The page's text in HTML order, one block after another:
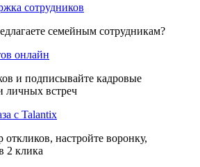
сотрудников
семейным сотрудникам?
онлайн
и подписывайте кадровые
личных встреч
с Talantix
откликов, настройте воронку,
2 клика